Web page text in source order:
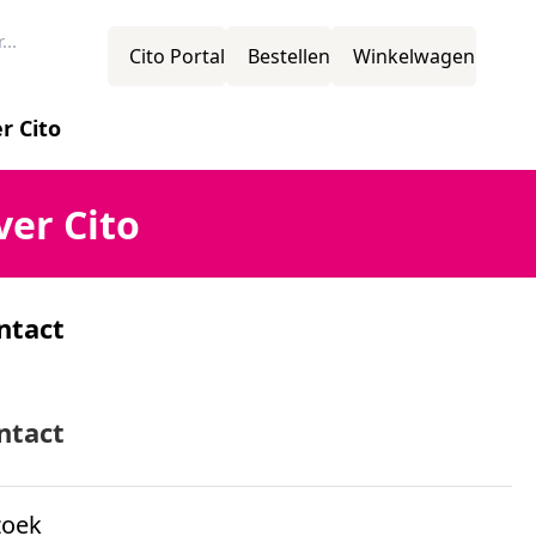
Cito
Cito
Cito Portal Bestellen Winkelwagen